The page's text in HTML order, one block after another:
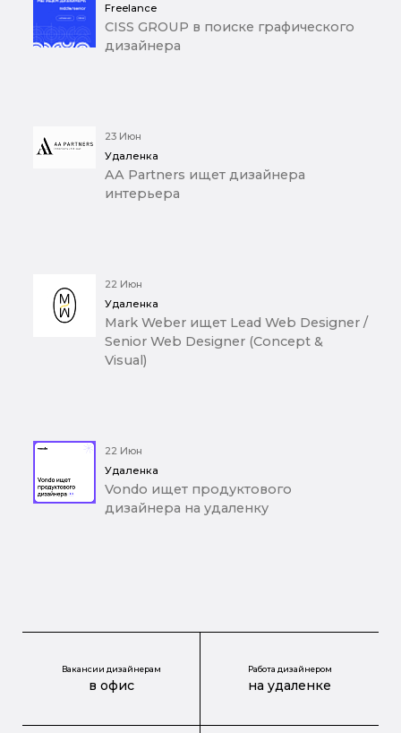
Freelance
CISS GROUP в поиске графического
дизайнера
23 Июн
Удаленка
AA Partners ищет дизайнера
интерьера
22 Июн
Удаленка
Mark Weber ищет Lead Web Designer /
Senior Web Designer (Concept &
Visual)
22 Июн
Удаленка
Vondo ищет продуктового
дизайнера на удаленку
Вакансии дизайнерам
в офис
Работа дизайнером
на удаленке